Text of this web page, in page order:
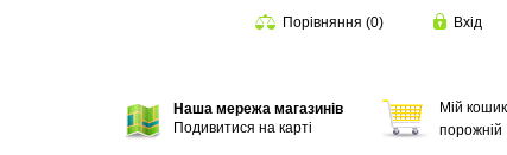
Порівняння (0) Вхід
Наша мережа магазинів
Подивитися на карті
Мій кошик
порожній